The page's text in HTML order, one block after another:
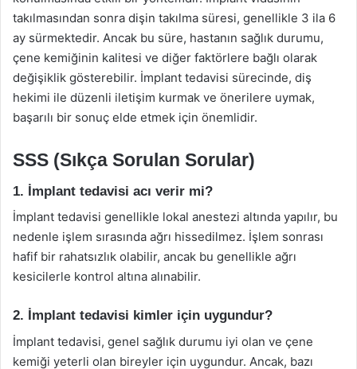
takılmasından sonra dişin takılma süresi, genellikle 3 ila 6
ay sürmektedir. Ancak bu süre, hastanın sağlık durumu,
çene kemiğinin kalitesi ve diğer faktörlere bağlı olarak
değişiklik gösterebilir. İmplant tedavisi sürecinde, diş
hekimi ile düzenli iletişim kurmak ve önerilere uymak,
başarılı bir sonuç elde etmek için önemlidir.
SSS (Sıkça Sorulan Sorular)
1. İmplant tedavisi acı verir mi?
İmplant tedavisi genellikle lokal anestezi altında yapılır, bu
nedenle işlem sırasında ağrı hissedilmez. İşlem sonrası
hafif bir rahatsızlık olabilir, ancak bu genellikle ağrı
kesicilerle kontrol altına alınabilir.
2. İmplant tedavisi kimler için uygundur?
İmplant tedavisi, genel sağlık durumu iyi olan ve çene
kemiği yeterli olan bireyler için uygundur. Ancak, bazı